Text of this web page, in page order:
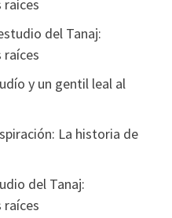
raíces
del Tanaj:
raíces
y un gentil leal al
La historia de
del Tanaj:
raíces